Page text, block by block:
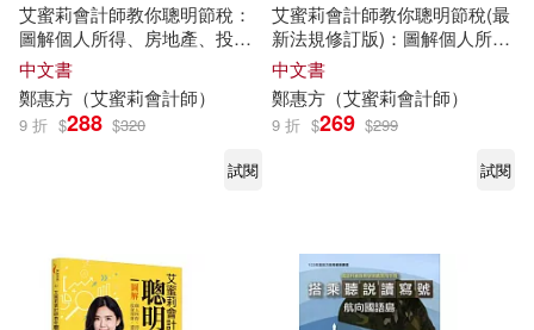
作者/演唱/譯/編/繪(10)
價格
範圍
艾蜜莉會計師教你聰明節稅：
圖解個人所得、房地產、投資
理財、遺贈稅(2020年最新法規
增訂版)
中文書
鄭惠方 （艾蜜莉會計師）
9 折 $288 $320
試閱
艾蜜莉會計師教你聰明節稅(最
新法規修訂版)：圖解個人所
得、房地產、投資理財、遺贈
稅
中文書
鄭惠方 （艾蜜莉會計師）
9 折 $269 $299
試閱